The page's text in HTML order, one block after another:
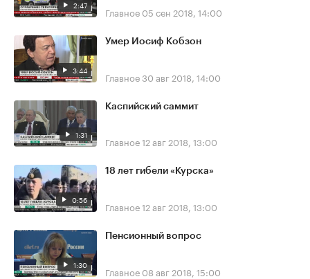
2:47 Главное 05 сен 2018, 14:00
3:44
Умер Иосиф Кобзон
Главное30 авг 2018, 14:00
1:31
Каспийский саммит
Главное12 авг 2018, 13:00
0:56
18 лет гибели «Курска»
Главное12 авг 2018, 13:00
1:30
Пенсионный вопрос
Главное 08 авг 2018, 15:00